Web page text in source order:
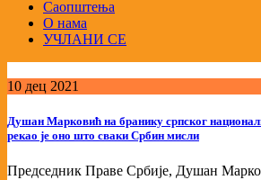
Саопштења
О нама
УЧЛАНИ СЕ
10 дец 2021
Душан Марковић на бранику српског
рекао је оно што сваки Србин мисли
Председник Праве Србије, Душан